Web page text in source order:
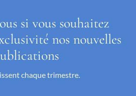
si vous souhaitez
nos nouvelles
chaque trimestre.